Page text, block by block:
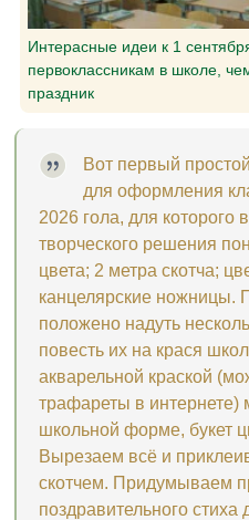
Интерасные идеи к 1
первоклассникам в школе,
праздник
Вот первый
для оформления
2026 гола, для которого
творческого решения
цвета; 2 метра скотча;
канцелярские ножницы.
положено надуть
повесть их на крася
акварельной краской
трафареты в интернете)
школьной форме, букет
Вырезаем всё и
скотчем. Придумываем
поздравительного стиха